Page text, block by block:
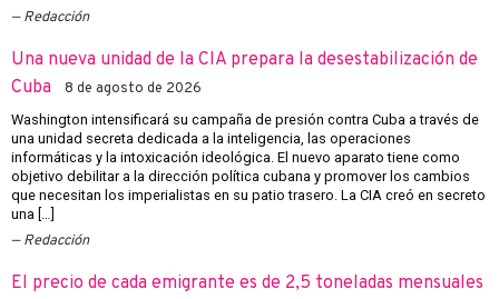
Redacción
Una nueva unidad de la CIA prepara la desestabilización de
Cuba
8 de agosto de 2026
Washington intensificará su campaña de presión contra Cuba a través de
una unidad secreta dedicada a la inteligencia, las operaciones
informáticas y la intoxicación ideológica. El nuevo aparato tiene como
objetivo debilitar a la dirección política cubana y promover los cambios
que necesitan los imperialistas en su patio trasero. La CIA creó en secreto
una […]
Redacción
El precio de cada emigrante es de 2,5 toneladas mensuales